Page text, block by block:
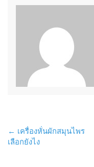
Post navigation
← เครื่องหั่นผักสมุนไพร
เลือกยังไง